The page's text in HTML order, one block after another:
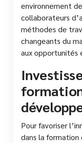
environnement
collaborateurs
méthodes de
changeants du
aux opportunités
Pour favoriser
dans la